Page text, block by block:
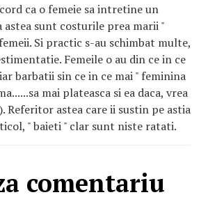
ca o femeie sa intretine un
astea sunt costurile prea marii "
Si practic s-au schimbat multe,
Femeile o au din ce in ce
barbatii sin ce in ce mai " feminina
mai plateasca si ea daca, vrea
Referitor astea care ii sustin pe astia
" baieti " clar sunt niste ratati.
comentariu